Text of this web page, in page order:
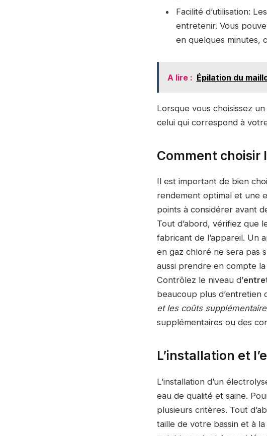
Facilité d’utilisation:
entretenir. Vous
en quelques minutes,
A lire : Épilation du
Lorsque vous choisissez un
celui qui correspond à
Comment choisir
Il est important de bien
rendement optimal et une
points à considérer avant
Tout d’abord, vérifiez que
fabricant de l’appareil. Un
en gaz chloré ne sera pas
aussi prendre en compte
Contrôlez le niveau d’
beaucoup plus d’entretien
et les coûts
supplémentaires ou des
L’installation et
L’installation d’un
eau de qualité et saine.
plusieurs critères. Tout
taille de votre bassin et à la